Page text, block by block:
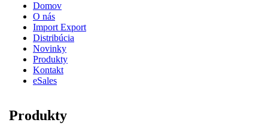
Domov
O nás
Import Export
Distribúcia
Novinky
Produkty
Kontakt
eSales
Produkty